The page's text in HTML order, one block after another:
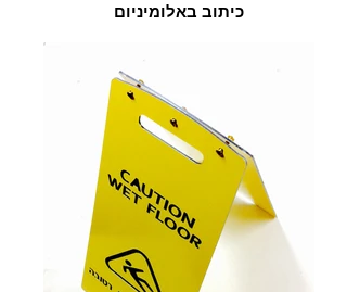
כיתוב באלומיניום